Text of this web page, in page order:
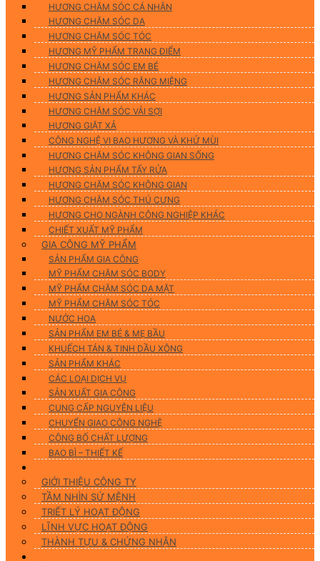
HƯƠNG CHĂM SÓC CÁ NHÂN
HƯƠNG CHĂM SÓC DA
HƯƠNG CHĂM SÓC TÓC
HƯƠNG MỸ PHẨM TRANG ĐIỂM
HƯƠNG CHĂM SÓC EM BÉ
HƯƠNG CHĂM SÓC RĂNG MIỆNG
HƯƠNG SẢN PHẨM KHÁC
HƯƠNG CHĂM SÓC VẢI SỢI
HƯƠNG GIẶT XẢ
CÔNG NGHỆ VI BAO HƯƠNG VÀ KHỬ MÙI
HƯƠNG CHĂM SÓC KHÔNG GIAN SỐNG
HƯƠNG SẢN PHẨM TẨY RỬA
HƯƠNG CHĂM SÓC KHÔNG GIAN
HƯƠNG CHĂM SÓC THÚ CƯNG
HƯƠNG CHO NGÀNH CÔNG NGHIỆP KHÁC
CHIẾT XUẤT MỸ PHẨM
GIA CÔNG MỸ PHẨM
SẢN PHẨM GIA CÔNG
MỸ PHẨM CHĂM SÓC BODY
MỸ PHẨM CHĂM SÓC DA MẶT
MỸ PHẨM CHĂM SÓC TÓC
NƯỚC HOA
SẢN PHẨM EM BÉ & MẸ BẦU
KHUẾCH TÁN & TINH DẦU XÔNG
SẢN PHẨM KHÁC
CÁC LOẠI DỊCH VỤ
SẢN XUẤT GIA CÔNG
CUNG CẤP NGUYÊN LIỆU
CHUYỂN GIAO CÔNG NGHỆ
CÔNG BỐ CHẤT LƯỢNG
BAO BÌ – THIẾT KẾ
GIỚI THIỆU CÔNG TY
TẦM NHÌN SỨ MỆNH
TRIẾT LÝ HOẠT ĐỘNG
LĨNH VỰC HOẠT ĐỘNG
THÀNH TỰU & CHỨNG NHẬN